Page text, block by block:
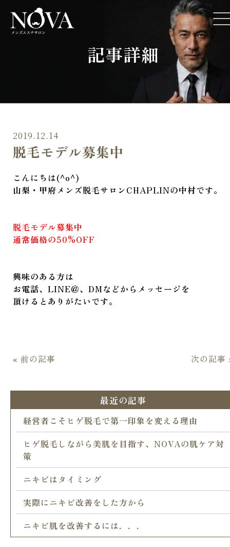
記事詳細
2019.12.14
脱毛モデル募集中
こんにちは(^o^)
山梨・甲府メンズ脱毛サロンCHAPLINの中村です。
脱毛モデル募集中
通常価格の50%OFF
興味のある方は
お電話、LINE＠、DMなどからメッセージを
頂けるとありがたいです。
« 前の記事 次の記事
最近の記事
経営者こそヒゲ脱毛で第一印象を変える理由
ヒゲ脱毛しながら美肌を目指す、NOVAの肌ケア対
策
ニキビはタイミング
実際にニキビ改善をした方から
ニキビ肌を改善するには．．．